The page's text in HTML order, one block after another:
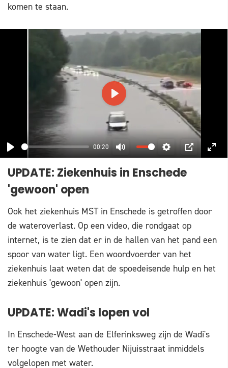
komen te staan.
PLAY 00:20 MUTE
SETTINGS
PIP
PLAY
UPDATE: Ziekenhuis in Enschede
'gewoon' open
Ook het ziekenhuis MST in Enschede is getroffen door
de wateroverlast. Op een video, die rondgaat op
internet, is te zien dat er in de hallen van het pand een
spoor van water ligt. Een woordvoerder van het
ziekenhuis laat weten dat de spoedeisende hulp en het
ziekenhuis 'gewoon' open zijn.
UPDATE: Wadi's lopen vol
In Enschede-West aan de Elferinksweg zijn de Wadi's
ter hoogte van de Wethouder Nijuisstraat inmiddels
volgelopen met water.